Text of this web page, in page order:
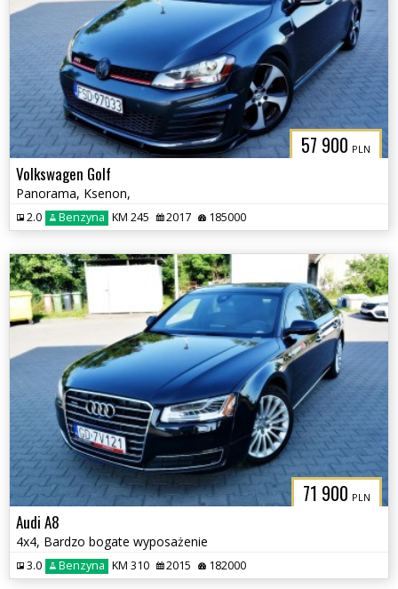
57 900 PLN
Volkswagen Golf
Panorama, Ksenon,
2.0 Benzyna KM 245 2017 185000
71 900 PLN
Audi A8
4x4, Bardzo bogate wyposażenie
3.0 Benzyna KM 310 2015 182000